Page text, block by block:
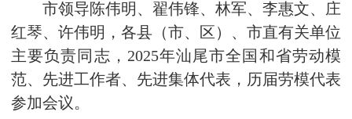
市领导陈伟明、翟伟锋、林军、李惠文、庄
红琴、许伟明，各县（市、区）、市直有关单位
主要负责同志，2025年汕尾市全国和省劳动模
范、先进工作者、先进集体代表，历届劳模代表
参加会议。